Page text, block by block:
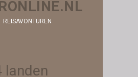
REISAVONTUREN
landen